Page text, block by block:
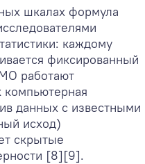
шкалах формула
каждому
фиксированный
работают
компьютерная
данных с известными
исход)
скрытые
[8][9].